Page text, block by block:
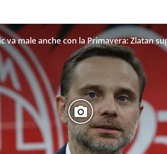
va male anche con la Primavera: Zlatan